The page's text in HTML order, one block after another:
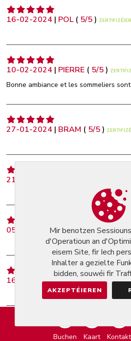
Buchen Kaart Kontakt
16-02-2024 | POL( 5/5)
10-02-2024 | PIERRE ( 5/5)
Bonne ambiance et les sommeliers
27-01-2024 | BRAM ( 5/5)
21-01-2024
05-11-2023|VU(5/5) ZERTIFIZÉIERT
16-10-2023|GUIDO(5/5)
KAT /5)
Mir benotzen
d'Operatioun an
eisem Site, fir Iech
Inhalter a gezielte
bidden, souwéi fir
AKZEPTÉIEREN